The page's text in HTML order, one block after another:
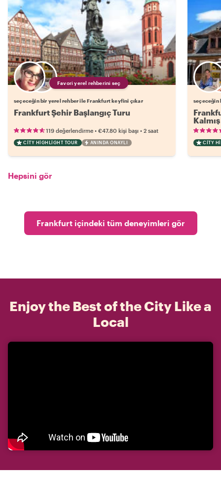
Favori yerel rehberini seç
seçeceğin bir yerel rehber ile Frankfurt keyfini çıkar
Frankfurt Şehir Başlangıç Turu
119 değerlendirme • €47.80 kişi başı • 2 saat
CITY HIGHLIGHT TOUR ANINDA ONAYLI
seçeceğin
CITY
Hepsini gör
Frankfurt içindeki tüm deneyimleri gör
Enjoy the Best of the City Like a
Local